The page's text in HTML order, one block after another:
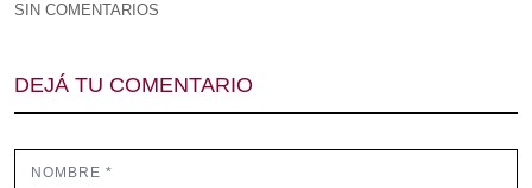
SIN COMENTARIOS
DEJÁ TU COMENTARIO